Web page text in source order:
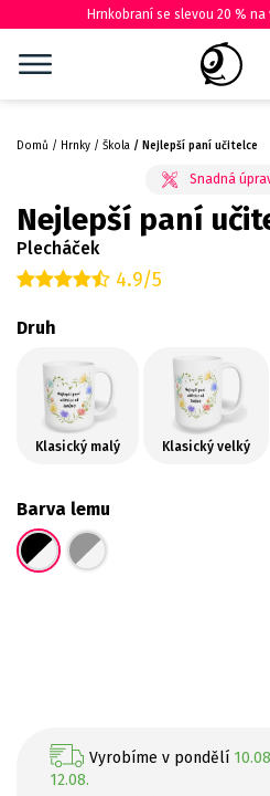
Hrnkobraní se slevou 20 %
Domů Hrnky Škola Nejlepší paní učitelce
Nejlepší paní
Plecháček
4.9/5
Druh
Klasický malý Klasický velký
Barva lemu
Vyrobíme v pondělí
12.08.